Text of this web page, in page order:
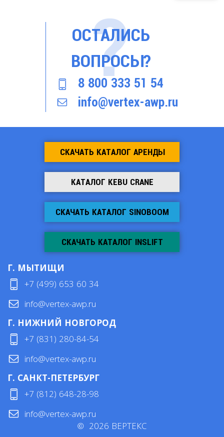
ОСТАЛИСЬ
ВОПРОСЫ?
8 800 333 51 54
info@vertex-awp.ru
СКАЧАТЬ КАТАЛОГ АРЕНДЫ
КАТАЛОГ KEBU CRANE
СКАЧАТЬ КАТАЛОГ SINOBOOM
СКАЧАТЬ КАТАЛОГ INSLIFT
Г. МЫТИЩИ
+7 (499) 653 60 34
info@vertex-awp.ru
Г. НИЖНИЙ НОВГОРОД
+7 (831) 280-84-54
info@vertex-awp.ru
Г. САНКТ-ПЕТЕРБУРГ
+7 (812) 648-28-98
info@vertex-awp.ru
© 2026 ВЕРТЕКС